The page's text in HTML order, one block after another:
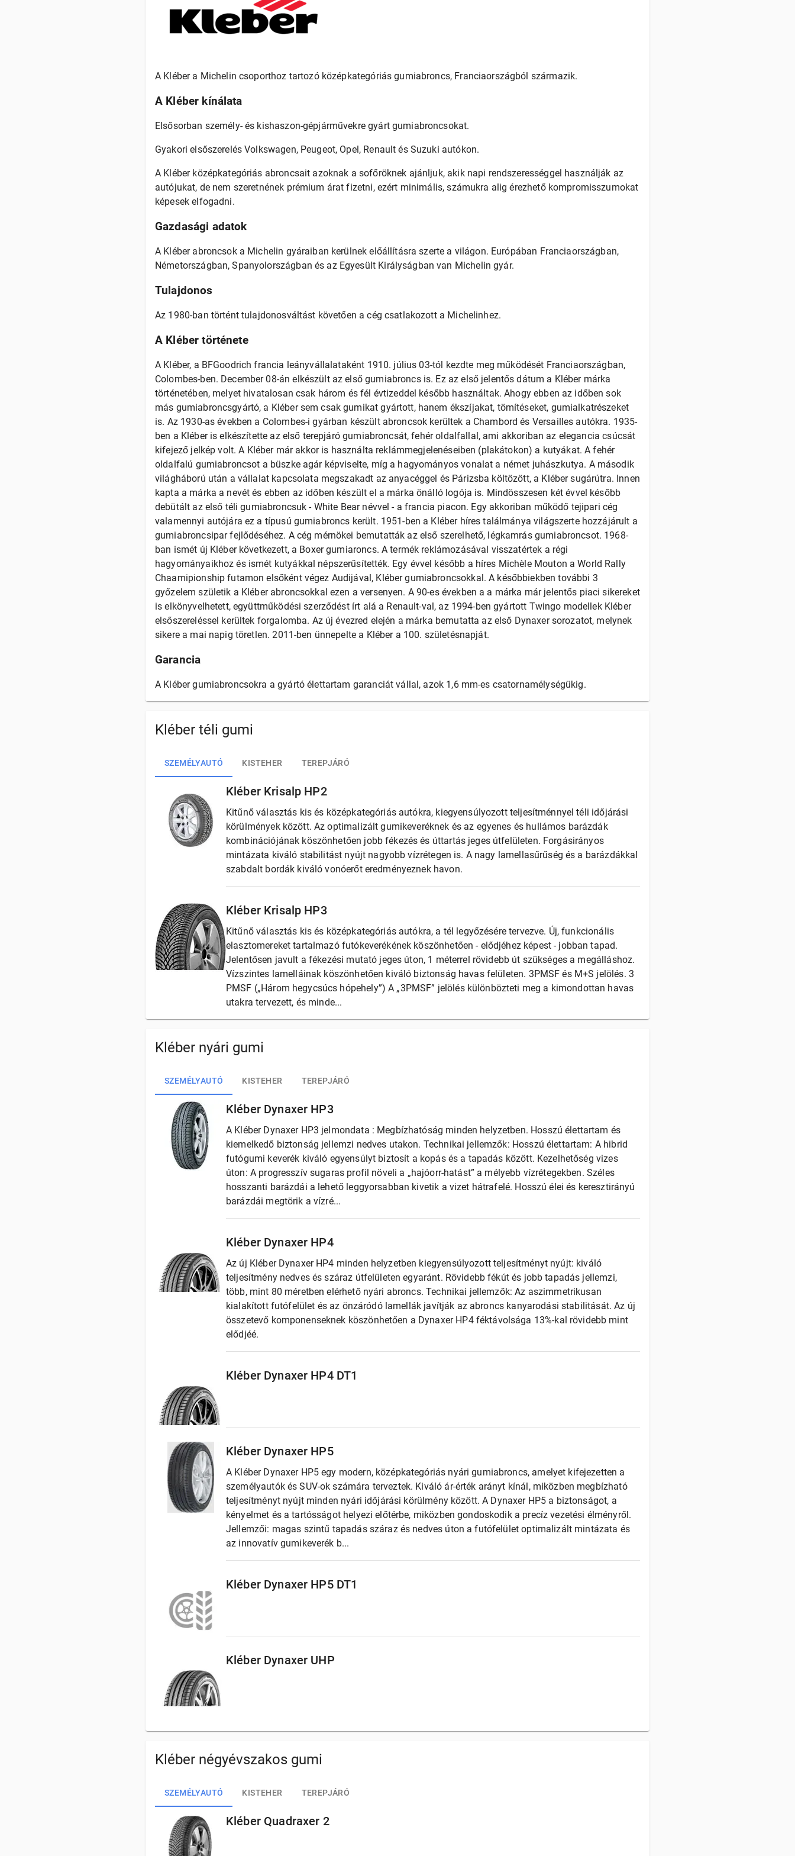
A Kléber a Michelin csoporthoz tartozó középkategóriás gumiabroncs, Franciaországból származik.
A Kléber kínálata
Elsősorban személy- és kishaszon-gépjárművekre gyárt gumiabroncsokat.
Gyakori elsőszerelés Volkswagen, Peugeot, Opel, Renault és Suzuki autókon.
A Kléber középkategóriás abroncsait azoknak a sofőröknek ajánljuk, akik napi rendszerességgel használják az
autójukat, de nem szeretnének prémium árat fizetni, ezért minimális, számukra alig érezhető kompromisszumokat
képesek elfogadni.
Gazdasági adatok
A Kléber abroncsok a Michelin gyáraiban kerülnek előállításra szerte a világon. Európában Franciaországban,
Németországban, Spanyolországban és az Egyesült Királyságban van Michelin gyár.
Tulajdonos
Az 1980-ban történt tulajdonosváltást követően a cég csatlakozott a Michelinhez.
A Kléber története
A Kléber, a BFGoodrich francia leányvállalataként 1910. július 03-tól kezdte meg működését Franciaországban,
Colombes-ben. December 08-án elkészült az első gumiabroncs is. Ez az első jelentős dátum a Kléber márka
történetében, melyet hivatalosan csak három és fél évtizeddel később használtak. Ahogy ebben az időben sok
más gumiabroncsgyártó, a Kléber sem csak gumikat gyártott, hanem ékszíjakat, tömítéseket, gumialkatrészeket
is. Az 1930-as években a Colombes-i gyárban készült abroncsok kerültek a Chambord és Versailles autókra. 1935-
ben a Kléber is elkészítette az első terepjáró gumiabroncsát, fehér oldalfallal, ami akkoriban az elegancia csúcsát
kifejező jelkép volt. A Kléber már akkor is használta reklámmegjelenéseiben (plakátokon) a kutyákat. A fehér
oldalfalú gumiabroncsot a büszke agár képviselte, míg a hagyományos vonalat a német juhászkutya. A második
világháború után a vállalat kapcsolata megszakadt az anyacéggel és Párizsba költözött, a Kléber sugárútra. Innen
kapta a márka a nevét és ebben az időben készült el a márka önálló logója is. Mindösszesen két évvel később
debütált az első téli gumiabroncsuk - White Bear névvel - a francia piacon. Egy akkoriban működő tejipari cég
valamennyi autójára ez a típusú gumiabroncs került. 1951-ben a Kléber híres találmánya világszerte hozzájárult a
gumiabroncsipar fejlődéséhez. A cég mérnökei bemutatták az első szerelhető, légkamrás gumiabroncsot. 1968-
ban ismét új Kléber következett, a Boxer gumiaroncs. A termék reklámozásával visszatértek a régi
hagyományaikhoz és ismét kutyákkal népszerűsítették. Egy évvel később a híres Michèle Mouton a World Rally
Chaamipionship futamon elsőként végez Audijával, Kléber gumiabroncsokkal. A későbbiekben további 3
győzelem születik a Kléber abroncsokkal ezen a versenyen. A 90-es években a a márka már jelentős piaci sikereket
is elkönyvelhetett, együttműködési szerződést írt alá a Renault-val, az 1994-ben gyártott Twingo modellek Kléber
elsőszereléssel kerültek forgalomba. Az új évezred elején a márka bemutatta az első Dynaxer sorozatot, melynek
sikere a mai napig töretlen. 2011-ben ünnepelte a Kléber a 100. születésnapját.
Garancia
A Kléber gumiabroncsokra a gyártó élettartam garanciát vállal, azok 1,6 mm-es csatornamélységükig.
Kléber téli gumi
SZEMÉLYAUTÓ KISTEHER TEREPJÁRÓ
Kléber Krisalp HP2
Kitűnő választás kis és középkategóriás autókra, kiegyensúlyozott teljesítménnyel téli időjárási
körülmények között. Az optimalizált gumikeveréknek és az egyenes és hullámos barázdák
kombinációjának köszönhetően jobb fékezés és úttartás jeges útfelületen. Forgásirányos
mintázata kiváló stabilitást nyújt nagyobb vízrétegen is. A nagy lamellasűrűség és a barázdákkal
szabdalt bordák kiváló vonóerőt eredményeznek havon.
Kléber Krisalp HP3
Kitűnő választás kis és középkategóriás autókra, a tél legyőzésére tervezve. Új, funkcionális
elasztomereket tartalmazó futókeverékének köszönhetően - elődjéhez képest - jobban tapad.
Jelentősen javult a fékezési mutató jeges úton, 1 méterrel rövidebb út szükséges a megálláshoz.
Vízszintes lamelláinak köszönhetően kiváló biztonság havas felületen. 3PMSF és M+S jelölés. 3
PMSF („Három hegycsúcs hópehely”) A „3PMSF” jelölés különbözteti meg a kimondottan havas
utakra tervezett, és minde...
Kléber nyári gumi
SZEMÉLYAUTÓ KISTEHER TEREPJÁRÓ
Kléber Dynaxer HP3
A Kléber Dynaxer HP3 jelmondata : Megbízhatóság minden helyzetben. Hosszú élettartam és
kiemelkedő biztonság jellemzi nedves utakon. Technikai jellemzők: Hosszú élettartam: A hibrid
futógumi keverék kiváló egyensúlyt biztosít a kopás és a tapadás között. Kezelhetőség vizes
úton: A progresszív sugaras profil növeli a „hajóorr-hatást” a mélyebb vízrétegekben. Széles
hosszanti barázdái a lehető leggyorsabban kivetik a vizet hátrafelé. Hosszú élei és keresztirányú
barázdái megtörik a vízré...
Kléber Dynaxer HP4
Az új Kléber Dynaxer HP4 minden helyzetben kiegyensúlyozott teljesítményt nyújt: kiváló
teljesítmény nedves és száraz útfelületen egyaránt. Rövidebb fékút és jobb tapadás jellemzi,
több, mint 80 méretben elérhető nyári abroncs. Technikai jellemzők: Az aszimmetrikusan
kialakított futófelület és az önzáródó lamellák javítják az abroncs kanyarodási stabilitását. Az új
összetevő komponenseknek köszönhetően a Dynaxer HP4 féktávolsága 13%-kal rövidebb mint
elődjéé.
Kléber Dynaxer HP4 DT1
Kléber Dynaxer HP5
A Kléber Dynaxer HP5 egy modern, középkategóriás nyári gumiabroncs, amelyet kifejezetten a
személyautók és SUV-ok számára terveztek. Kiváló ár-érték arányt kínál, miközben megbízható
teljesítményt nyújt minden nyári időjárási körülmény között. A Dynaxer HP5 a biztonságot, a
kényelmet és a tartósságot helyezi előtérbe, miközben gondoskodik a precíz vezetési élményről.
Jellemzői: magas szintű tapadás száraz és nedves úton a futófelület optimalizált mintázata és
az innovatív gumikeverék b...
Kléber Dynaxer HP5 DT1
Kléber Dynaxer UHP
Kléber négyévszakos gumi
SZEMÉLYAUTÓ KISTEHER TEREPJÁRÓ
Kléber Quadraxer 2